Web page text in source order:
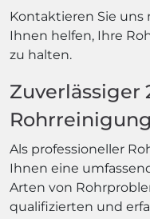
Kontaktieren Sie uns
Ihnen helfen, Ihre
zu halten.
Zuverlässiger
Als professioneller
Ihnen eine
Arten von
qualifizierten und